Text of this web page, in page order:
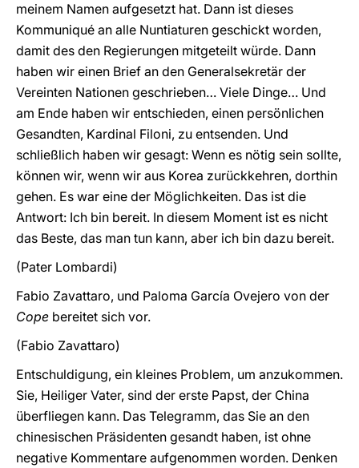
meinem Namen aufgesetzt hat. Dann ist dieses
Kommuniqué an alle Nuntiaturen geschickt worden,
damit des den Regierungen mitgeteilt würde. Dann
haben wir einen Brief an den Generalsekretär der
Vereinten Nationen geschrieben… Viele Dinge… Und
am Ende haben wir entschieden, einen persönlichen
Gesandten, Kardinal Filoni, zu entsenden. Und
schließlich haben wir gesagt: Wenn es nötig sein sollte,
können wir, wenn wir aus Korea zurückkehren, dorthin
gehen. Es war eine der Möglichkeiten. Das ist die
Antwort: Ich bin bereit. In diesem Moment ist es nicht
das Beste, das man tun kann, aber ich bin dazu bereit.
(Pater Lombardi)
Fabio Zavattaro, und Paloma García Ovejero von der
Cope bereitet sich vor.
(Fabio Zavattaro)
Entschuldigung, ein kleines Problem, um anzukommen.
Sie, Heiliger Vater, sind der erste Papst, der China
überfliegen kann. Das Telegramm, das Sie an den
chinesischen Präsidenten gesandt haben, ist ohne
negative Kommentare aufgenommen worden. Denken